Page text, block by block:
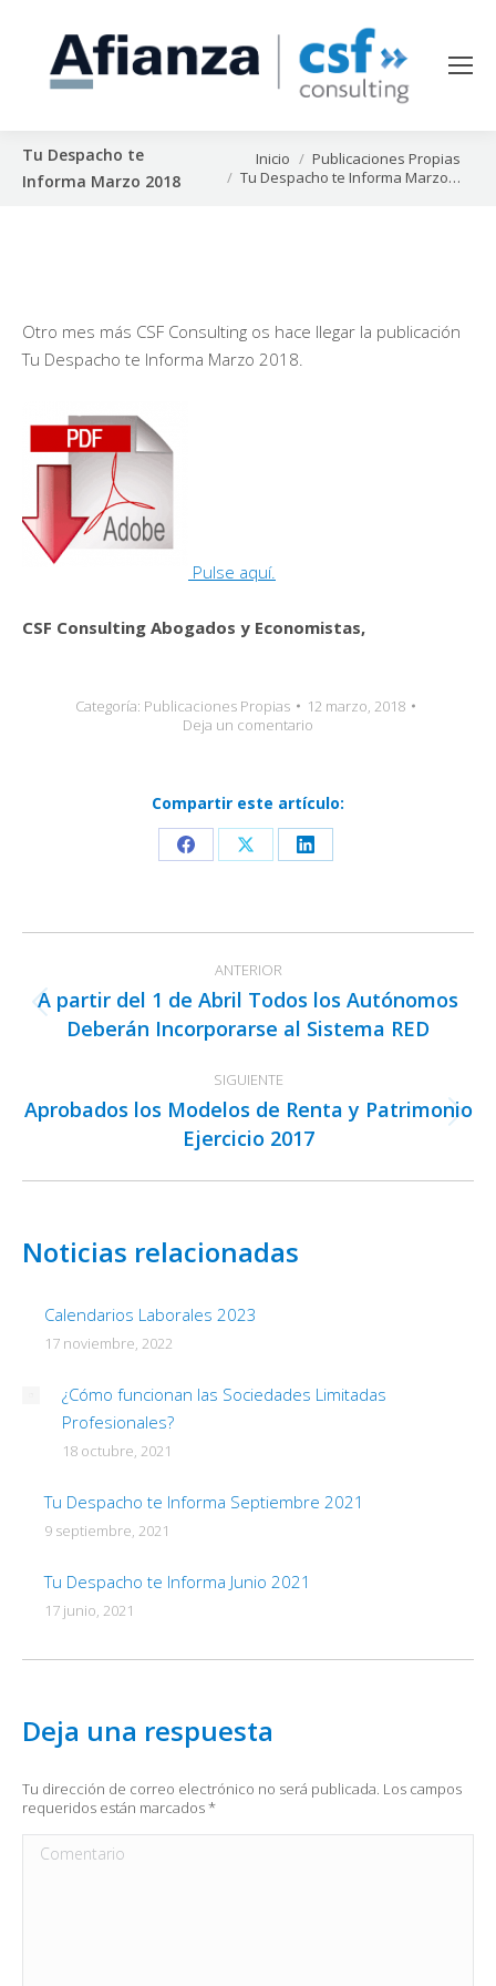
Tu Despacho te
Informa Marzo 2018
Estás aquí:Inicio
Publicaciones Propias
Tu Despacho te Informa Marzo…
Otro mes más CSF Consulting os hace llegar la publicación
Tu Despacho te Informa Marzo 2018.
Pulse aquí.
CSF Consulting Abogados y Economistas,
Categoría: Publicaciones Propias
12 marzo, 2018
Deja un comentario
Compartir este artículo:
Share
Facebook
Share
X
Share
LinkedIn
entre
publicaciones
ANTERIOR
Publicación
anterior:
A partir del 1 de Abril Todos los Autónomos
Deberán Incorporarse al Sistema RED
SIGUIENTE
Publicación
siguiente:
Aprobados los Modelos de Renta y Patrimonio
Ejercicio 2017
Noticias relacionadas
Calendarios Laborales 2023
17 noviembre, 2022
¿Cómo funcionan las Sociedades Limitadas
Profesionales?
18 octubre, 2021
Tu Despacho te Informa Septiembre 2021
9 septiembre, 2021
Tu Despacho te Informa Junio 2021
17 junio, 2021
Deja una respuesta
Tu dirección de correo electrónico no será publicada. Los campos
requeridos están marcados*
Comentario